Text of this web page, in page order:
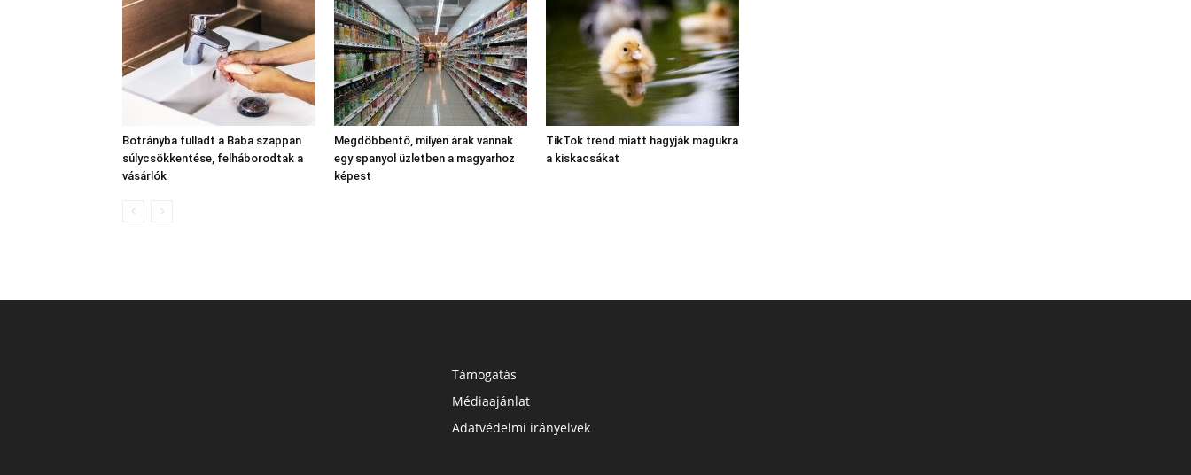
Botrányba fulladt a Baba szappan
súlycsökkentése, felháborodtak a
vásárlók
Megdöbbentő, milyen árak vannak
egy spanyol üzletben a magyarhoz
képest
TikTok trend miatt hagyják magukra
a kiskacsákat
Támogatás
Médiaajánlat
Adatvédelmi irányelvek